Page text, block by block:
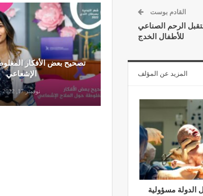
القادم بوست
الرحم الصناعي
للأطفال الخدج
المزيد عن المؤلف
الدولة مسؤولية
الصناعية.. ترفع
القلق
منشأة طبيـة بمعايير
دولية
تصحيح بعض الأفكار
الإشعاعي
نوفمبر 17, 2022